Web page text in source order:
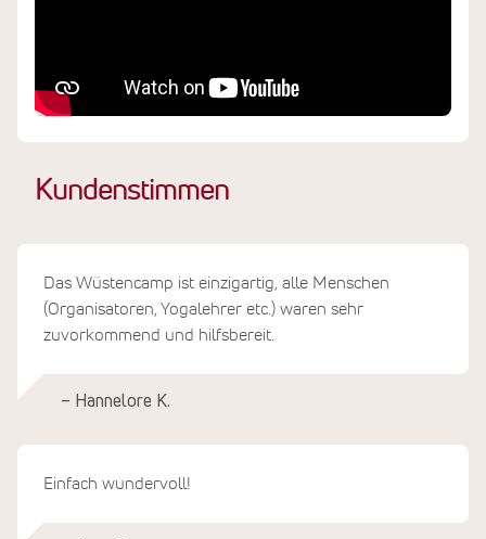
Kundenstimmen
Das Wüstencamp ist einzigartig, alle Menschen
(Organisatoren, Yogalehrer etc.) waren sehr
zuvorkommend und hilfsbereit.
– Hannelore K.
Einfach wundervoll!